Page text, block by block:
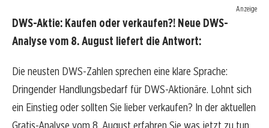
Anzeige
DWS-Aktie: Kaufen oder verkaufen?! Neue DWS-
Analyse vom 8. August liefert die Antwort:
Die neusten DWS-Zahlen sprechen eine klare Sprache:
Dringender Handlungsbedarf für DWS-Aktionäre. Lohnt sich
ein Einstieg oder sollten Sie lieber verkaufen? In der aktuellen
Gratis-Analyse vom 8. August erfahren Sie was jetzt zu tun